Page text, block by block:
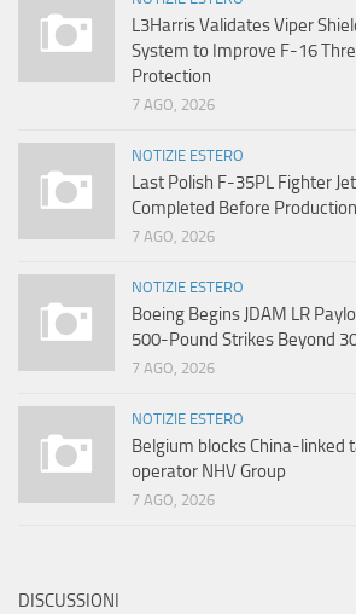
L3Harris Validates Viper
System to Improve F-16
Protection
7 AGO, 2026
NOTIZIE ESTERO
Last Polish F-35PL Fighter
Completed Before
7 AGO, 2026
NOTIZIE ESTERO
Boeing Begins JDAM LR
500-Pound Strikes Beyond
7 AGO, 2026
NOTIZIE ESTERO
Belgium blocks China-linked
operator NHV Group
7 AGO, 2026
DISCUSSIONI